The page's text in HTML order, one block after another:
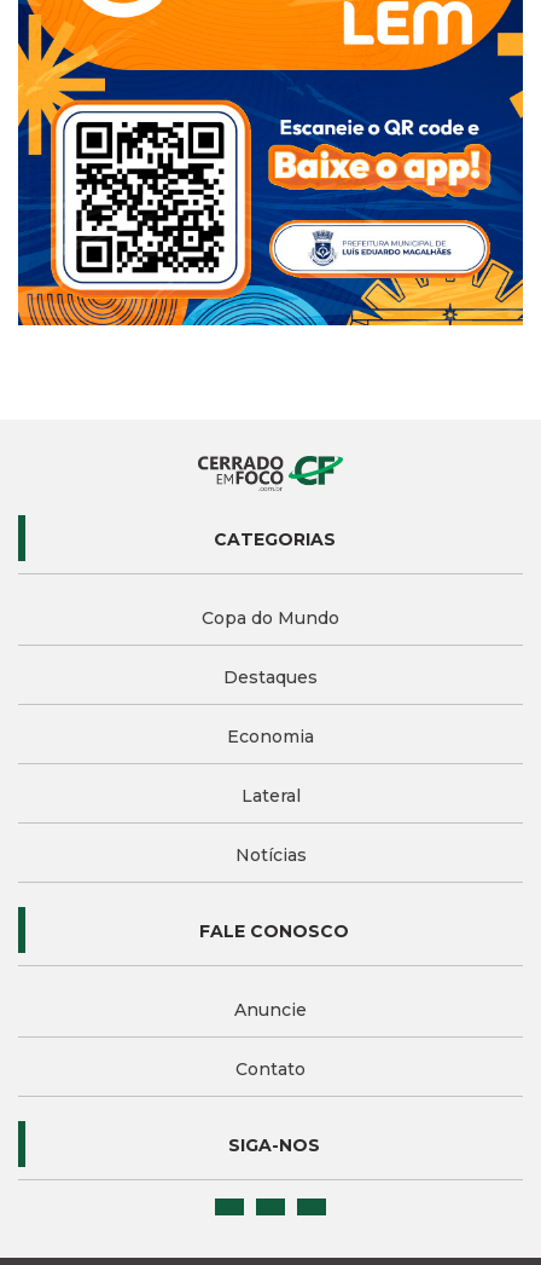
CATEGORIAS
Copa do Mundo
Destaques
Economia
Lateral
Notícias
FALE CONOSCO
Anuncie
Contato
SIGA-NOS